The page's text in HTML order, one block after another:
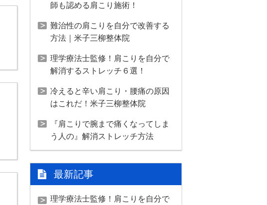
師も認める肩こり施術！
難治性の肩こりを自分で改善する
方法｜米子三柳整体院
理学療法士監修！肩こりを自分で
解消するストレッチ６選！
冷えると辛い肩こり・腰痛の原因
はこれだ！米子三柳整体院
『肩こりで腕まで痛くなってしま
う人の』解消ストレッチ方法
最新記事
理学療法士監修！肩こりを自分で